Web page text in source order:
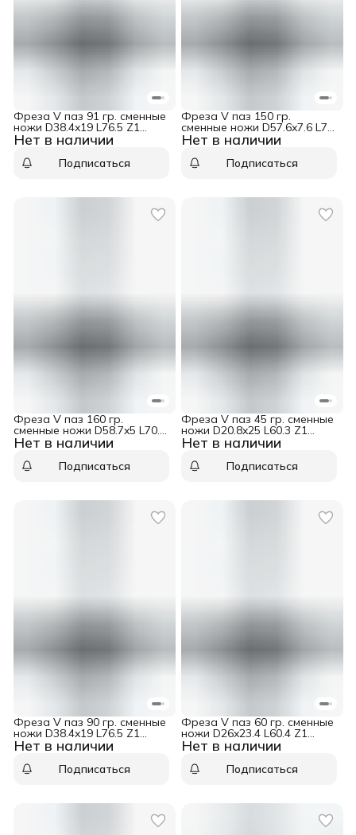
Нет в наличии
Фреза V паз 91 гр. сменные
ножи D38.4x19 L76.5 Z1
хвостовик 12 Dimar 1053609
Подписаться
Нет в наличии
Фреза V паз 150 гр.
сменные ножи D57.6x7.6 L75
Z2 хвостовик 12 Dimar
1053909
Подписаться
Нет в наличии
Фреза V паз 160 гр.
сменные ножи D58.7x5 L70.7
Z2 хвостовик 12 Dimar
1053689
Подписаться
Нет в наличии
Фреза V паз 45 гр. сменные
ножи D20.8x25 L60.3 Z1
хвостовик 12 Dimar 1054059
Подписаться
Нет в наличии
Фреза V паз 90 гр. сменные
ножи D38.4x19 L76.5 Z1
хвостовик 12 Dimar 1053619
Подписаться
Нет в наличии
Фреза V паз 60 гр. сменные
ножи D26x23.4 L60.4 Z1
хвостовик 12 Dimar 1054069
Подписаться